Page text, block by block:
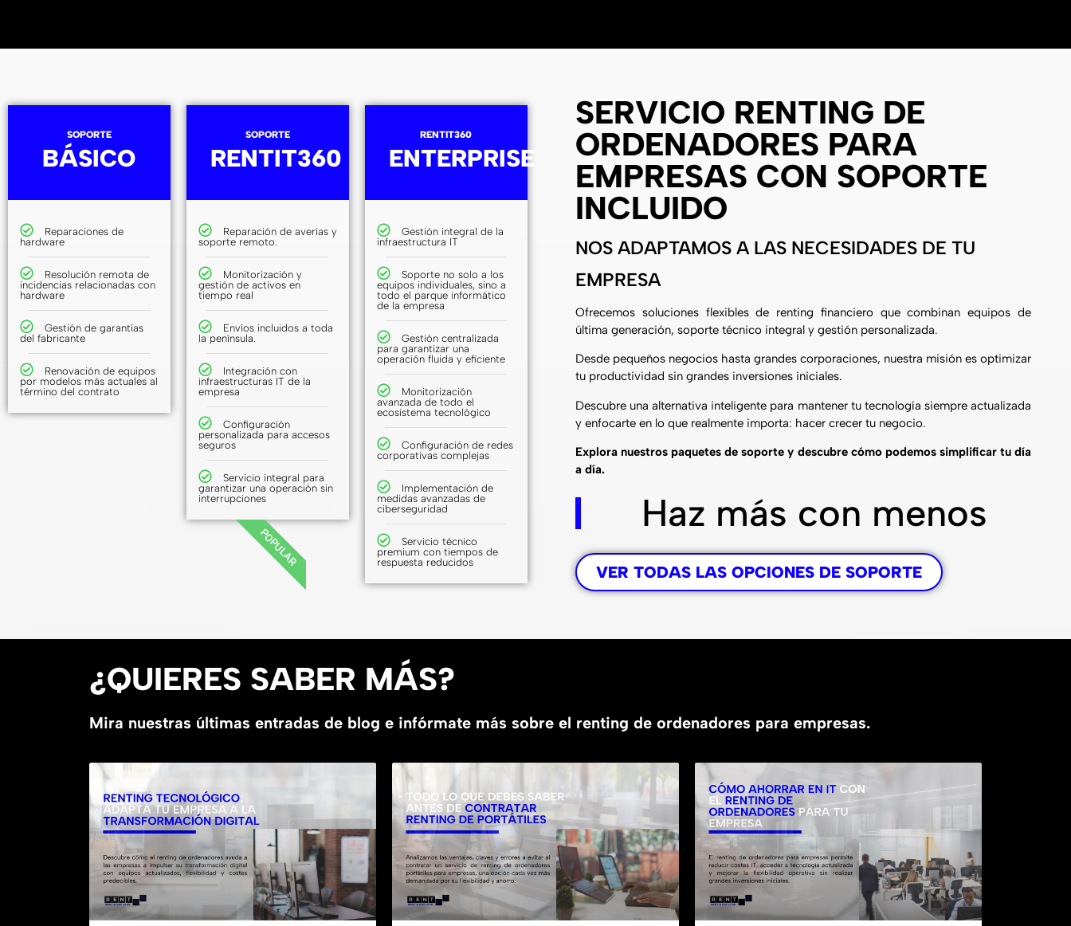
SOPORTE
BÁSICO
Reparaciones de
hardware
Resolución remota de
incidencias relacionadas con
hardware
Gestión de garantías
del fabricante
Renovación de equipos
por modelos más actuales al
término del contrato
SOPORTE
RENTIT360
Reparación de averías y
soporte remoto.
Monitorización y
gestión de activos en
tiempo real
Envíos incluidos a toda
la península.
Integración con
infraestructuras IT de la
empresa
Configuración
personalizada para accesos
seguros
Servicio integral para
garantizar una operación sin
interrupciones
POPULAR
RENTIT360
ENTERPRISE
Gestión integral de la
infraestructura IT
Soporte no solo a los
equipos individuales, sino a
todo el parque informático
de la empresa
Gestión centralizada
para garantizar una
operación fluida y eficiente
Monitorización
avanzada de todo el
ecosistema tecnológico
Configuración de redes
corporativas complejas
Implementación de
medidas avanzadas de
ciberseguridad
Servicio técnico
premium con tiempos de
respuesta reducidos
SERVICIO RENTING DE
ORDENADORES PARA
EMPRESAS CON SOPORTE
INCLUIDO
NOS ADAPTAMOS A LAS NECESIDADES DE TU
EMPRESA
Ofrecemos soluciones flexibles de renting financiero que combinan equipos de
última generación, soporte técnico integral y gestión personalizada.
Desde pequeños negocios hasta grandes corporaciones, nuestra misión es optimizar
tu productividad sin grandes inversiones iniciales.
Descubre una alternativa inteligente para mantener tu tecnología siempre actualizada
y enfocarte en lo que realmente importa: hacer crecer tu negocio.
Explora nuestros paquetes de soporte y descubre cómo podemos simplificar tu día
a día.
Haz más con menos
VER TODAS LAS OPCIONES DE SOPORTE
¿QUIERES SABER MÁS?
Mira nuestras últimas entradas de blog e infórmate más sobre el renting de ordenadores para empresas.